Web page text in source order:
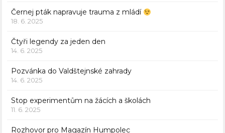
Černej pták napravuje trauma z mládí
18. 6. 2025
Čtyři legendy za jeden den
14. 6. 2025
Pozvánka do Valdštejnské zahrady
14. 6. 2025
Stop experimentům na žácích a školách
11. 6. 2025
Rozhovor pro Magazín Humpolec